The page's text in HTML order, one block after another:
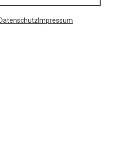
Datenschutz Impressum